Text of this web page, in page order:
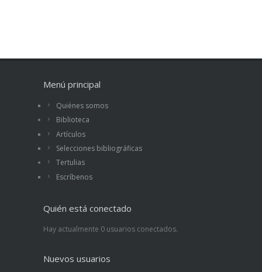
Menú principal
Quiénes somos
Biblioteca
Artículos
Selecciones bibliográficas
Tertulias
Escríbenos
Quién está conectado
Hay actualmente 0 usuarios conectados.
Nuevos usuarios